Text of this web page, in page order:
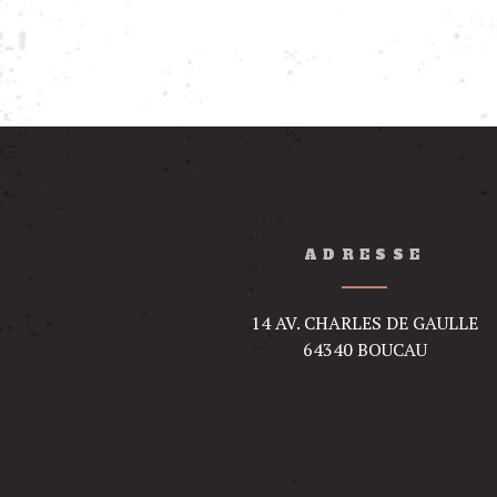
ADRESSE
14 AV. CHARLES DE GAULLE
64340 BOUCAU